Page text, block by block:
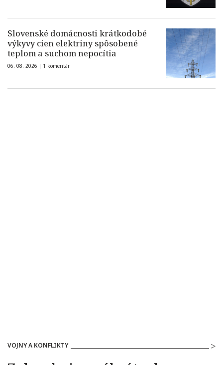
Slovenské domácnosti krátkodobé
výkyvy cien elektriny spôsobené
teplom a suchom nepocítia
06. 08. 2026 | 1 komentár
VOJNY A KONFLIKTY